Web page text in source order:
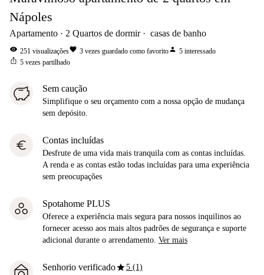
Nápoles
Apartamento 2 Quartos de dormir casas de banho
visibility 251 visualizaçõesfavorite 3 vezes guardado como favoritoperson 5 interessado
ios_share 5 vezes partilhado
Sem caução
Simplifique o seu orçamento com a nossa opção de mudança
sem depósito.
euro Contas incluídas
Desfrute de uma vida mais tranquila com as contas incluídas.
A renda e as contas estão todas incluídas para uma experiência
sem preocupações
Spotahome PLUS
Oferece a experiência mais segura para nossos inquilinos ao
fornecer acesso aos mais altos padrões de segurança e suporte
adicional durante o arrendamento. Ver mais
Senhorio verificadostar5 (1)